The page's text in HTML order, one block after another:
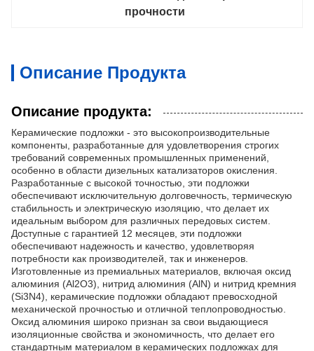
прочности
Описание Продукта
Описание продукта:
Керамические подложки - это высокопроизводительные
компоненты, разработанные для удовлетворения строгих
требований современных промышленных применений,
особенно в области дизельных катализаторов окисления.
Разработанные с высокой точностью, эти подложки
обеспечивают исключительную долговечность, термическую
стабильность и электрическую изоляцию, что делает их
идеальным выбором для различных передовых систем.
Доступные с гарантией 12 месяцев, эти подложки
обеспечивают надежность и качество, удовлетворяя
потребности как производителей, так и инженеров.
Изготовленные из премиальных материалов, включая оксид
алюминия (Al2O3), нитрид алюминия (AlN) и нитрид кремния
(Si3N4), керамические подложки обладают превосходной
механической прочностью и отличной теплопроводностью.
Оксид алюминия широко признан за свои выдающиеся
изоляционные свойства и экономичность, что делает его
стандартным материалом в керамических подложках для